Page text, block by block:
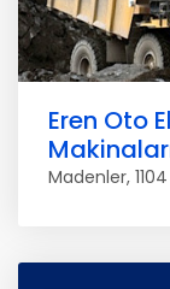
Eren Oto
Madenler,